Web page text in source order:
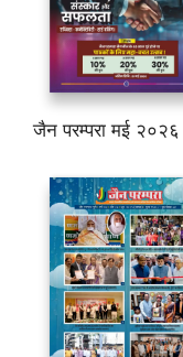
जैन परम्परा मई २०२६